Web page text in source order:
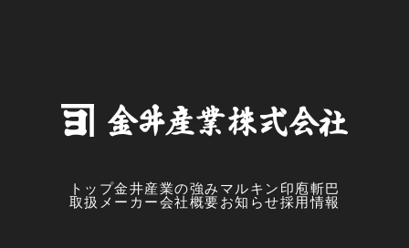
トップ金井産業の強み マルキン印 庖斬巴
取扱メーカー会社概要お知らせ採用情報